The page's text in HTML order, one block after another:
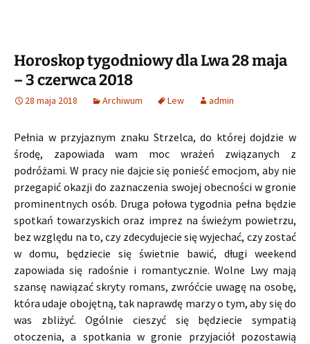
Horoskop tygodniowy dla Lwa 28 maja
– 3 czerwca 2018
28 maja 2018 Archiwum Lew admin
Pełnia w przyjaznym znaku Strzelca, do której dojdzie w
środę, zapowiada wam moc wrażeń związanych z
podróżami. W pracy nie dajcie się ponieść emocjom, aby nie
przegapić okazji do zaznaczenia swojej obecności w gronie
prominentnych osób. Druga połowa tygodnia pełna będzie
spotkań towarzyskich oraz imprez na świeżym powietrzu,
bez względu na to, czy zdecydujecie się wyjechać, czy zostać
w domu, będziecie się świetnie bawić, długi weekend
zapowiada się radośnie i romantycznie. Wolne Lwy mają
szansę nawiązać skryty romans, zwróćcie uwagę na osobę,
która udaje obojętną, tak naprawdę marzy o tym, aby się do
was zbliżyć. Ogólnie cieszyć się będziecie sympatią
otoczenia, a spotkania w gronie przyjaciół pozostawią